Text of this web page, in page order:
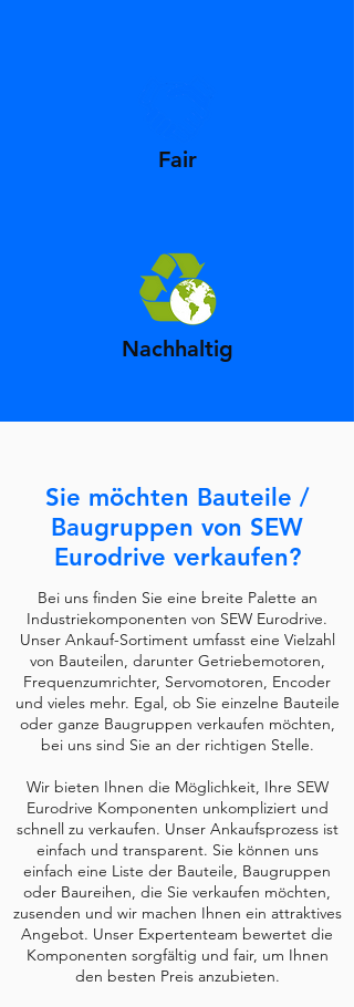
Fair
Nachhaltig
Sie möchten Bauteile /
Baugruppen von SEW
Eurodrive verkaufen?
Bei uns finden Sie eine breite Palette an
Industriekomponenten von SEW Eurodrive.
Unser Ankauf-Sortiment umfasst eine Vielzahl
von Bauteilen, darunter Getriebemotoren,
Frequenzumrichter, Servomotoren, Encoder
und vieles mehr. Egal, ob Sie einzelne Bauteile
oder ganze Baugruppen verkaufen möchten,
bei uns sind Sie an der richtigen Stelle.
Wir bieten Ihnen die Möglichkeit, Ihre SEW
Eurodrive Komponenten unkompliziert und
schnell zu verkaufen. Unser Ankaufsprozess ist
einfach und transparent. Sie können uns
einfach eine Liste der Bauteile, Baugruppen
oder Baureihen, die Sie verkaufen möchten,
zusenden und wir machen Ihnen ein attraktives
Angebot. Unser Expertenteam bewertet die
Komponenten sorgfältig und fair, um Ihnen
den besten Preis anzubieten.